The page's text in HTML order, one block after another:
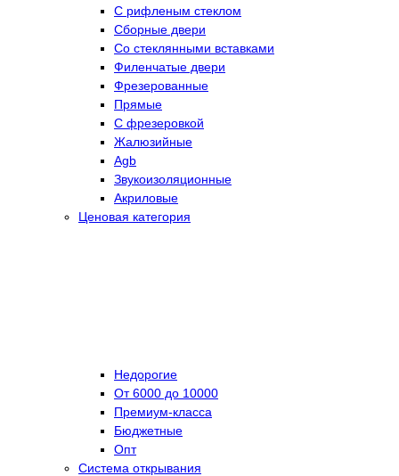
С рифленым стеклом
Сборные двери
Со стеклянными вставками
Филенчатые двери
Фрезерованные
Прямые
С фрезеровкой
Жалюзийные
Agb
Звукоизоляционные
Акриловые
Ценовая категория
Недорогие
От 6000 до 10000
Премиум-класса
Бюджетные
Опт
Система открывания